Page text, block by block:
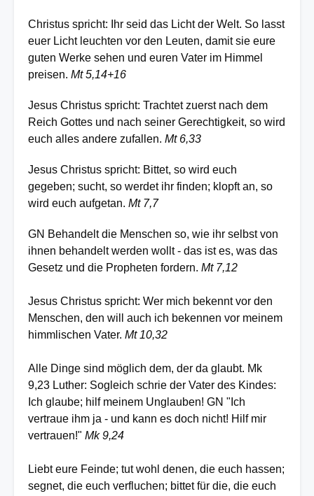
Christus spricht: Ihr seid das Licht der Welt. So lasst
euer Licht leuchten vor den Leuten, damit sie eure
guten Werke sehen und euren Vater im Himmel
preisen. Mt 5,14+16
Jesus Christus spricht: Trachtet zuerst nach dem
Reich Gottes und nach seiner Gerechtigkeit, so wird
euch alles andere zufallen. Mt 6,33
Jesus Christus spricht: Bittet, so wird euch
gegeben; sucht, so werdet ihr finden; klopft an, so
wird euch aufgetan. Mt 7,7
GN Behandelt die Menschen so, wie ihr selbst von
ihnen behandelt werden wollt - das ist es, was das
Gesetz und die Propheten fordern. Mt 7,12
Jesus Christus spricht: Wer mich bekennt vor den
Menschen, den will auch ich bekennen vor meinem
himmlischen Vater. Mt 10,32
Alle Dinge sind möglich dem, der da glaubt. Mk
9,23 Luther: Sogleich schrie der Vater des Kindes:
Ich glaube; hilf meinem Unglauben! GN "Ich
vertraue ihm ja - und kann es doch nicht! Hilf mir
vertrauen!" Mk 9,24
Liebt eure Feinde; tut wohl denen, die euch hassen;
segnet, die euch verfluchen; bittet für die, die euch